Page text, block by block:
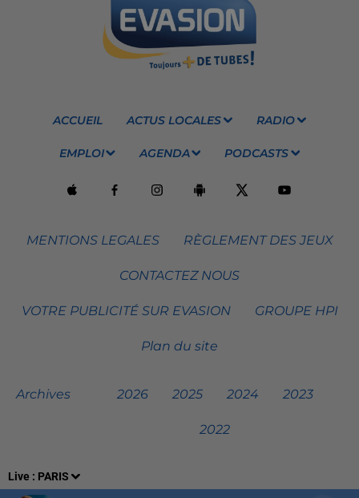
Live : PARIS
ACCUEIL ACTUS LOCALES RADIO
EMPLOI AGENDA PODCASTS
MENTIONS LEGALES RÈGLEMENT DES JEUX
CONTACTEZ NOUS
VOTRE PUBLICITÉ SUR EVASION GROUPE HPI
Plan du site
Archives 2026 2025 2024 2023
2022